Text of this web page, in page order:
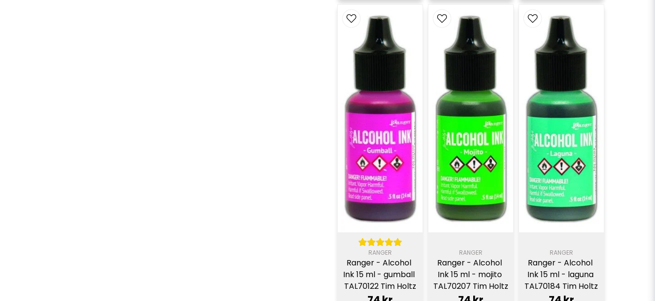
RANGER
Ranger - Alcohol
Ink 15 ml - gumball
TAL70122 Tim Holtz
RANGER
Ranger - Alcohol
Ink 15 ml - mojito
TAL70207 Tim Holtz
RANGER
Ranger - Alcohol
Ink 15 ml - laguna
TAL70184 Tim Holtz